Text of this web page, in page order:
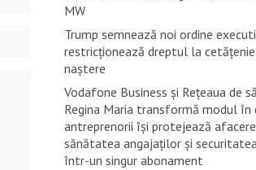
MW
Trump semnează noi ordine
restricţionează dreptul la
naştere
Vodafone Business și Rețeaua de
Regina Maria transformă modul în
antreprenorii își protejează
sănătatea angajaților și
într-un singur abonament